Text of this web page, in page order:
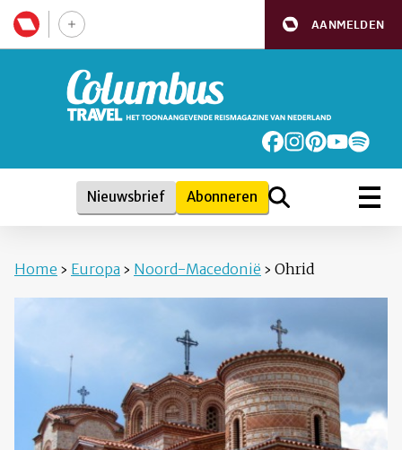
AANMELDEN
Nieuwsbrief Abonneren
Home › Europa › Noord-Macedonië › Ohrid